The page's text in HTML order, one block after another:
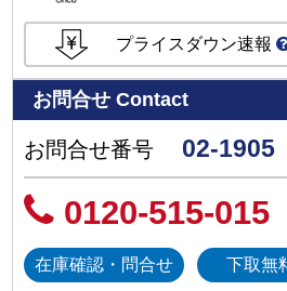
プライスダウン速報
お問合せ Contact
お問合せ番号 02-1905
0120-515-015
在庫確認・問合せ 下取無